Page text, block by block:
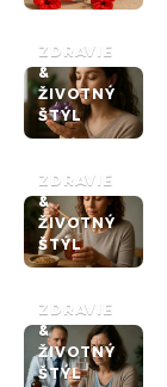
ZDRAVIE
&
ŽIVOTNÝ
ŠTÝL
ZDRAVIE
&
ŽIVOTNÝ
ŠTÝL
ZDRAVIE
&
ŽIVOTNÝ
ŠTÝL